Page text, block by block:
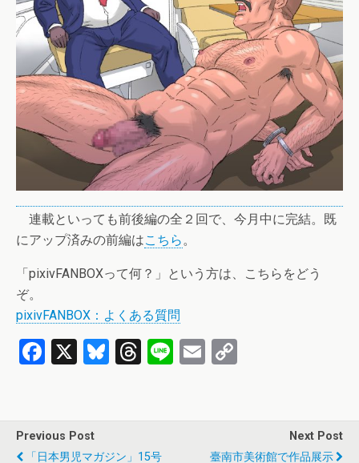
連載といっても前後編の全２回で、今月中に完結。既
にアップ済みの前編はこちら。
「pixivFANBOXって何？」という方は、こちらをどう
ぞ。
pixivFANBOX：よくある質問
F
b
o
X
Bl
ky
T
a
d
Li
E
Li
n
Previous Post
「日本男児マガジン」15号
Next Post
臺南市美術館で作品展示